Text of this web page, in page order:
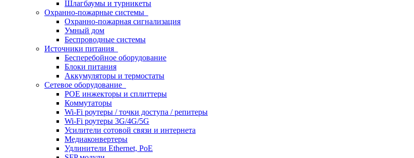
Шлагбаумы и турникеты
Охранно-пожарные системы
Охранно-пожарная сигнализация
Умный дом
Беспроводные системы
Источники питания
Бесперебойное оборудование
Блоки питания
Аккумуляторы и термостаты
Сетевое оборудование
POE инжекторы и сплиттеры
Коммутаторы
Wi-Fi роутеры / точки доступа / репитеры
Wi-Fi роутеры 3G/4G/5G
Усилители сотовой связи и интернета
Медиаконвертеры
Удлинители Ethernet, PoE